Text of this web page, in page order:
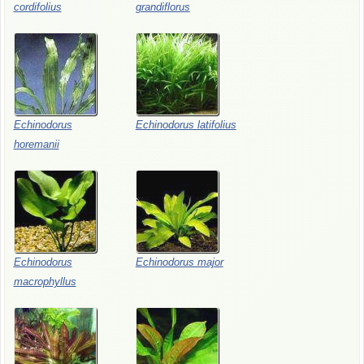
cordifolius
grandiflorus
Echinodorus
horemanii
Echinodorus latifolius
Echinodorus
macrophyllus
Echinodorus major